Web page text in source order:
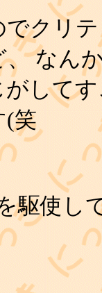
クリ
なん
して
(笑
駆使し